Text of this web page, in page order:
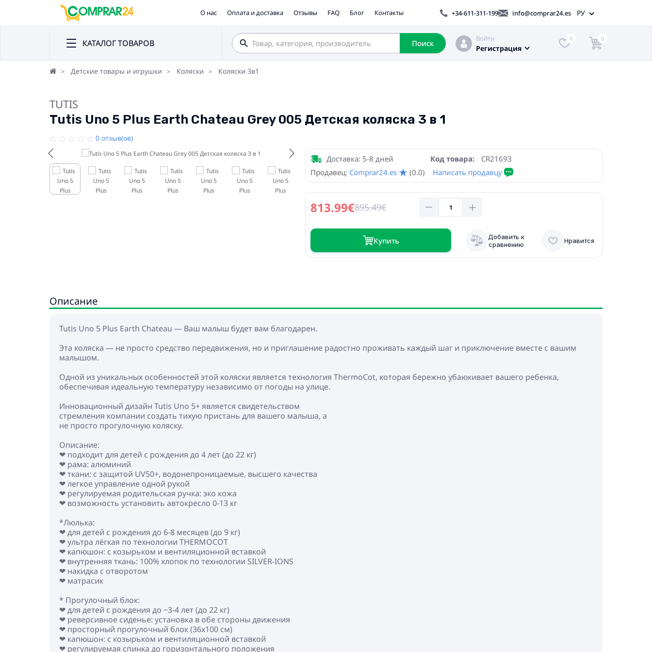
О нас Оплата и доставка Отзывы FAQ Блог Контакты +34-611-311-199 info@comprar24.es РУ
КАТАЛОГ ТОВАРОВ Поиск
Войти
Регистрация
0 0
Детские товары и игрушки Коляски Коляски 3в1
TUTIS
Tutis Uno 5 Plus Earth Chateau Grey 005 Детская коляска 3 в 1
0 отзыв(ов)
Доставка: 5-8 дней Код товара:
CR21693
Продавец: Comprar24.es (0.0)
813.99€895.49€
Купить Нравится
Добавить к
сравнению
Описание
Tutis Uno 5 Plus Earth Chateau — Ваш малыш будет вам благодарен.
Эта коляска — не просто средство передвижения, но и приглашение радостно проживать каждый шаг и приключение вместе с вашим
малышом.
Одной из уникальных особенностей этой коляски является технология ThermoCot, которая бережно убаюкивает вашего ребенка,
обеспечивая идеальную температуру независимо от погоды на улице.
Инновационный дизайн Tutis Uno 5+ является свидетельством
стремления компании создать тихую пристань для вашего малыша, а
не просто прогулочную коляску.
Описание:
❤ подходит для детей с рождения до 4 лет (до 22 кг)
❤ рама: алюминий
❤ ткани: с защитой UV50+, водонепроницаемые, высшего качества
❤ легкое управление одной рукой
❤ регулируемая родительская ручка: эко кожа
❤ возможность установить автокресло 0-13 кг
*Люлька:
❤ для детей с рождения до 6-8 месяцев (до 9 кг)
❤ ультра лёгкая по технологии THERMOCOT
❤ капюшон: с козырьком и вентиляционной вставкой
❤ внутренняя ткань: 100% хлопок по технологии SILVER-IONS
❤ накидка с отворотом
❤ матрасик
* Прогулочный блок:
❤ для детей с рождения до ~3-4 лет (до 22 кг)
❤ реверсивное сиденье: установка в обе стороны движения
❤ просторный прогулочный блок (36x100 см)
❤ капюшон: с козырьком и вентиляционной вставкой
❤ регулируемая спинка до горизонтального положения